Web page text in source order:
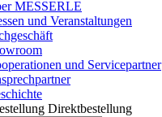
MESSERLE
und Veranstaltungen
und Servicepartner
Direktbestellung